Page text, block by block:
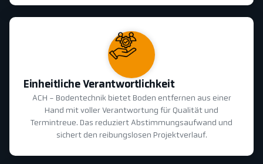
Einheitliche Verantwortlichkeit
ACH - Bodentechnik bietet Boden entfernen aus einer
Hand mit voller Verantwortung für Qualität und
Termintreue. Das reduziert Abstimmungsaufwand und
sichert den reibungslosen Projektverlauf.